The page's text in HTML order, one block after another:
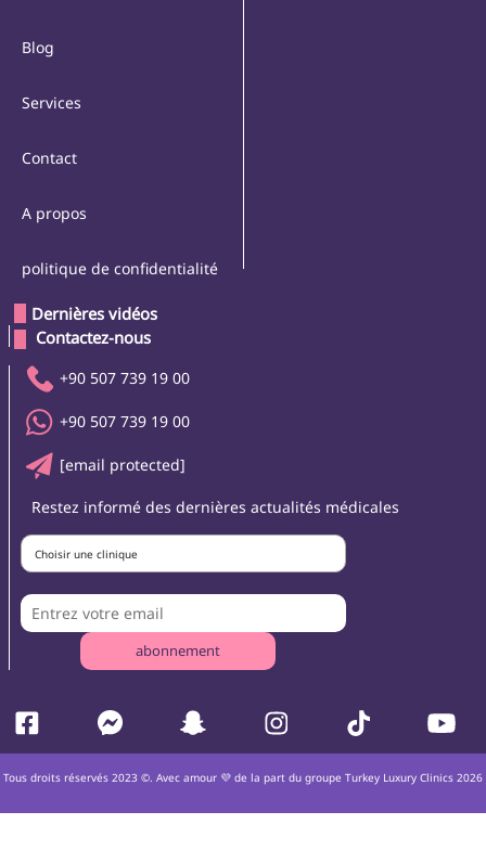
Blog
Services
Contact
A propos
politique de confidentialité
Dernières vidéos
Contactez-nous
+90 507 739 19 00
+90 507 739 19 00
[email protected]
Restez informé des dernières actualités médicales
Choisir une clinique
abonnement
Tous droits réservés 2023 ©. Avec amour 💜 de la part du groupe Turkey Luxury Clinics 2026